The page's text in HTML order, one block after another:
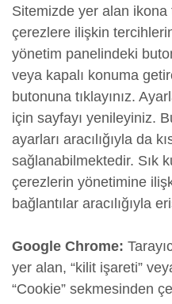
Sitemizde yer alan ikona
çerezlere ilişkin
yönetim panelindeki
veya kapalı konuma
butonuna tıklayınız.
için sayfayı yenileyiniz.
ayarları aracılığıyla da
sağlanabilmektedir. Sık
çerezlerin yönetimine
bağlantılar aracılığıyla
Google Chrome:
yer alan, “kilit işareti”
“Cookie” sekmesinden